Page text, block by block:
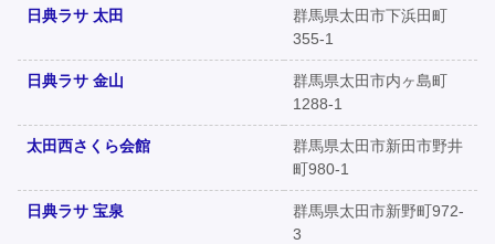
日典ラサ 太田
群馬県太田市下浜田町
355-1
日典ラサ 金山
群馬県太田市内ヶ島町
1288-1
太田西さくら会館
群馬県太田市新田市野井
町980-1
日典ラサ 宝泉
群馬県太田市新野町972-
3